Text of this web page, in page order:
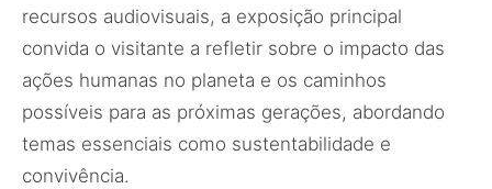
recursos audiovisuais, a exposição principal
convida o visitante a refletir sobre o impacto das
ações humanas no planeta e os caminhos
possíveis para as próximas gerações, abordando
temas essenciais como sustentabilidade e
convivência.